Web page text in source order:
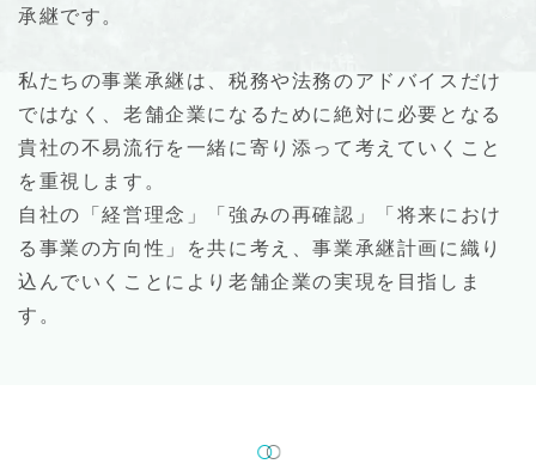
承継です。
私たちの事業承継は、税務や法務のアドバイスだけ
ではなく、老舗企業になるために絶対に必要となる
貴社の不易流行を一緒に寄り添って考えていくこと
を重視します。
自社の「経営理念」「強みの再確認」「将来におけ
る事業の方向性」を共に考え、事業承継計画に織り
込んでいくことにより老舗企業の実現を目指しま
す。